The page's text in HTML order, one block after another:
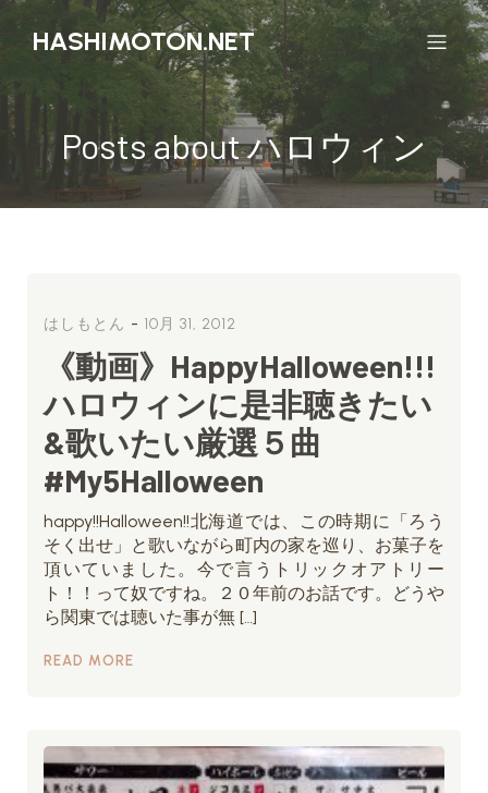
HASHIMOTON.NET
Posts about ハロウィン
はしもとん - 10月 31, 2012
《動画》HappyHalloween!!!
ハロウィンに是非聴きたい
&歌いたい厳選５曲
#My5Halloween
happy!!Halloween!!北海道では、この時期に「ろう
そく出せ」と歌いながら町内の家を巡り、お菓子を
頂いていました。今で言うトリックオアトリー
ト！！って奴ですね。２０年前のお話です。どうや
ら関東では聴いた事が無 […]
READ MORE